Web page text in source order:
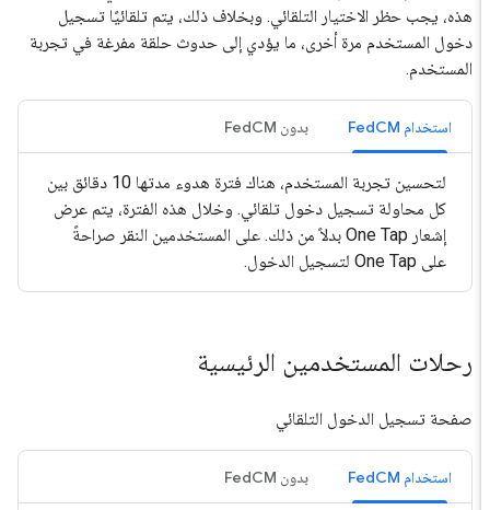
هذه، يجب حظر الاختيار التلقائي. وبخلاف ذلك، يتم تلقائيًا تسجيل
دخول المستخدم مرة أخرى، ما يؤدي إلى حدوث حلقة مفرغة في تجربة
المستخدم.
استخدام FedCM بدون FedCM
لتحسين تجربة المستخدم، هناك فترة هدوء مدتها 10 دقائق بين
كل محاولة تسجيل دخول تلقائي. وخلال هذه الفترة، يتم عرض
إشعار One Tap بدلاً من ذلك. على المستخدمين النقر صراحةً
على One Tap لتسجيل الدخول.
رحلات المستخدمين الرئيسية
صفحة تسجيل الدخول التلقائي
استخدام FedCM بدون FedCM